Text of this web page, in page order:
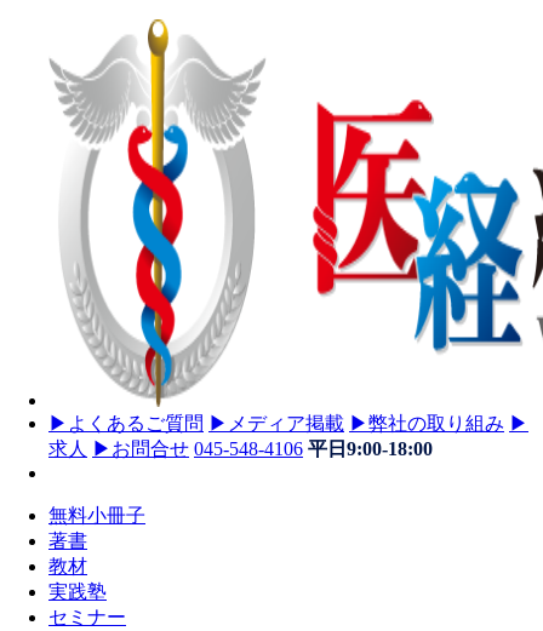
▶ よくあるご質問 ▶ メディア掲載 ▶弊社の取り組み ▶
求人
▶ お問合せ 045-548-4106 平日9:00-18:00
無料小冊子
著書
教材
実践塾
セミナー